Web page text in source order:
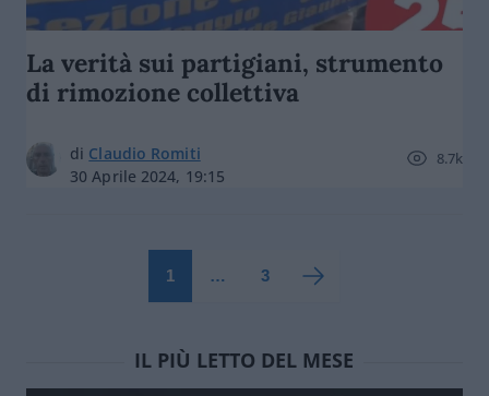
La verità sui partigiani, strumento
di rimozione collettiva
di Claudio Romiti
30 Aprile 2024, 19:15
8.7k
1 … 3
IL PIÙ LETTO DEL MESE